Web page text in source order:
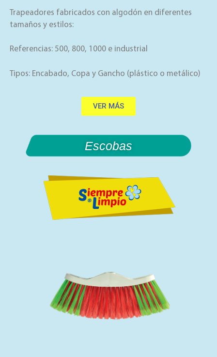
Trapeadores fabricados con algodón en diferentes
tamaños y estilos:
Referencias: 500, 800, 1000 e industrial
Tipos: Encabado, Copa y Gancho (plástico o metálico)
VER MÁS
Escobas